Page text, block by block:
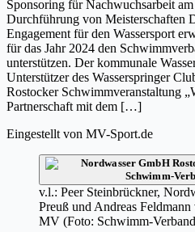
Sponsoring für Nachwuchsarbeit
Durchführung von Meisterschaften
Engagement für den Wassersport
für das Jahr 2024 den
unterstützen. Der kommunale
Unterstützer des Wasserspringer
Rostocker Schwimmveranstaltung
Partnerschaft mit dem […]
Eingestellt von MV-Sport.de
v.l.: Peer Steinbrückner,
Preuß und Andreas
MV (Foto: Schwimm-